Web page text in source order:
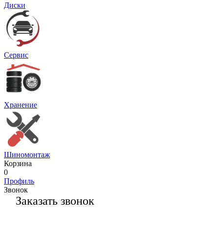
Диски
Сервис
Хранение
Шиномонтаж
Корзина
0
Профиль
Звонок
Заказать звонок